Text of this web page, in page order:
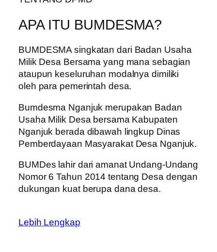
APA ITU BUMDESMA?
BUMDESMA singkatan dari Badan Usaha
Milik Desa Bersama yang mana sebagian
ataupun keseluruhan modalnya dimiliki
oleh para pemerintah desa.
Bumdesma Nganjuk merupakan Badan
Usaha Milik Desa bersama Kabupaten
Nganjuk berada dibawah lingkup Dinas
Pemberdayaan Masyarakat Desa Nganjuk.
BUMDes lahir dari amanat Undang-Undang
Nomor 6 Tahun 2014 tentang Desa dengan
dukungan kuat berupa dana desa.
Lebih Lengkap